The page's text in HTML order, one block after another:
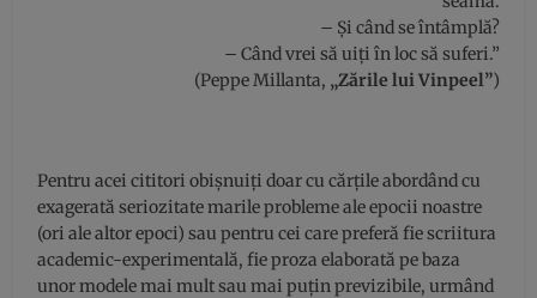
– Și când se întâmplă?
– Când vrei să uiți în loc să suferi.”
(Peppe Millanta, „Zările lui Vinpeel”)
Pentru acei cititori obișnuiți doar cu cărțile abordând cu
exagerată seriozitate marile probleme ale epocii noastre
(ori ale altor epoci) sau pentru cei care preferă fie scriitura
academic-experimentală, fie proza elaborată pe baza
unor modele mai mult sau mai puțin previzibile, urmând